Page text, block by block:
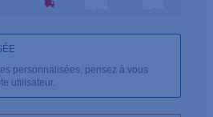
personnalisées, pensez à vous
utilisateur.